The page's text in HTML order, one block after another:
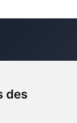
des